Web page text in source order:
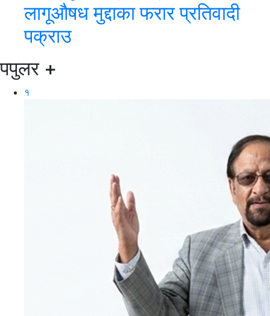
लागूऔषध मुद्दाका फरार प्रतिवादी
पक्राउ
पपुलर +
१